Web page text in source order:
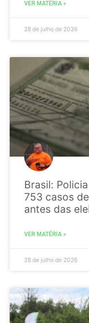
VER MATÉRIA »
28 de julho de 2026
Brasil:
753 casos
antes das
VER MATÉRIA »
28 de julho de 2026